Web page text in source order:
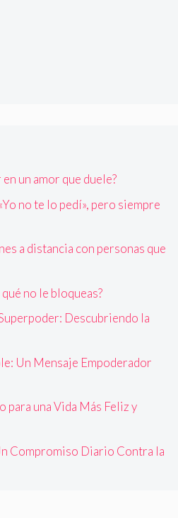
un amor que duele?
no te lo pedí», pero siempre
a distancia con personas que
no le bloqueas?
Descubriendo la
Un Mensaje Empoderador
para una Vida Más Feliz y
Compromiso Diario Contra la